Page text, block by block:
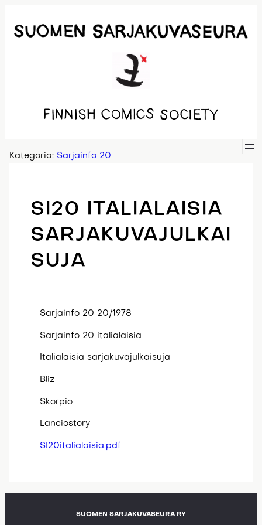
sisältöön
Kategoria: Sarjainfo 20
SI20 ITALIALAISIA
SARJAKUVAJULKAI
SUJA
Sarjainfo 20 20/1978
Sarjainfo 20 italialaisia
Italialaisia sarjakuvajulkaisuja
Bliz
Skorpio
Lanciostory
SI20italialaisia.pdf
SUOMEN SARJAKUVASEURA RY